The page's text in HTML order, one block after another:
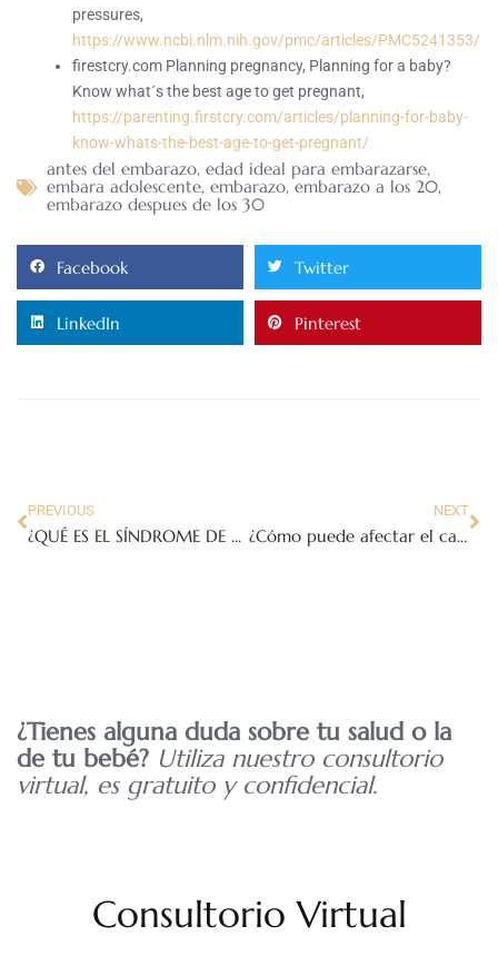
pressures,
https://www.ncbi.nlm.nih.gov/pmc/articles/PMC5241353/
firestcry.com Planning pregnancy, Planning for a baby?
Know what´s the best age to get pregnant,
https://parenting.firstcry.com/articles/planning-for-baby-
know-whats-the-best-age-to-get-pregnant/
antes del embarazo, edad ideal para embarazarse,
embara adolescente, embarazo, embarazo a los 20,
embarazo despues de los 30
Facebook Twitter
LinkedIn Pinterest
PREVIOUS
¿QUÉ ES EL SÍNDROME DE KLINEFELTER?
NEXT
¿Cómo puede afectar el calor extremo durante el embarazo?
¿Tienes alguna duda sobre tu salud o la
de tu bebé? Utiliza nuestro consultorio
virtual, es gratuito y confidencial.
Consultorio Virtual